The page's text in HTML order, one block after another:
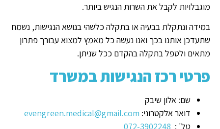
מוגבלויות לקבל את השרות הנגיש ביותר.
במידה ונתקלת בבעיה או בתקלה כלשהי בנושא הנגישות, נשמח
שתעדכן אותנו בכך ואנו נעשה כל מאמץ למצוא עבורך פתרון
מתאים ולטפל בתקלה בהקדם ככל שניתן.
פרטי רכז הנגישות במשרד
שם: אלון שיבק
דואר אלקטרוני: evengreen.medical@gmail.com
טל' : 072-3902248